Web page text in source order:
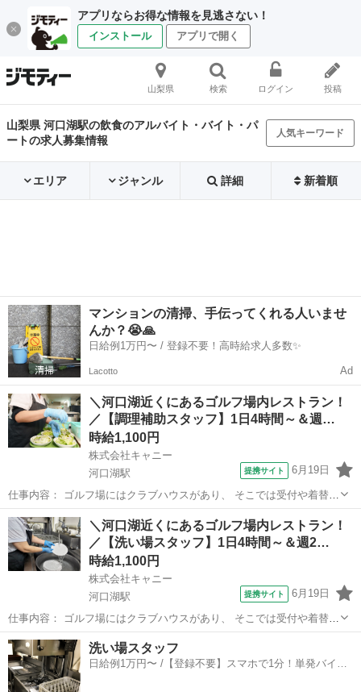
アプリならお得な情報を見逃さない！
インストール アプリで開く
山梨県 検索 ログイン 投稿
山梨県 河口湖駅の飲食のアルバイト・バイト・パ
ートの求人募集情報
人気キーワード
エリア ジャンル 詳細 新着順
マンションの清掃、手伝ってくれる人いませ
んか？😭🙏
日給例1万円〜 / 登録不要！高時給求人多数✨
Lacotto Ad
＼河口湖近くにあるゴルフ場内レストラン！
／【調理補助スタッフ】1日4時間～＆週…
時給1,100円
株式会社キャニー
河口湖駅
提携サイト 6月19日
仕事内容： ゴルフ場にはクラブハウスがあり、 そこでは受付や着替え
をする場所、 そして食事をするレストランがあります。 今回はそのレ
ストランにて 調理補助/キッチン業務を していただく方を募集しま
す。 【具体的には...】...
山梨 河口湖駅 レストラン
＼河口湖近くにあるゴルフ場内レストラン！
／【洗い場スタッフ】1日4時間～＆週2…
時給1,100円
株式会社キャニー
河口湖駅
提携サイト 6月19日
仕事内容： ゴルフ場にはクラブハウスがあり、 そこでは受付や着替え
をする場所、 そして食事をするレストランがあります。 今回はそのレ
ストランにて 洗い場/キッチン業務をしていただく方を募集します。
【具体的には...】 ・...
山梨 河口湖駅 レストラン
洗い場スタッフ
日給例1万円〜 /【登録不要】スマホで1分！単発バイト